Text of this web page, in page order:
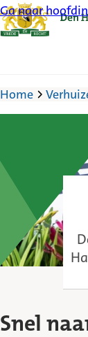
Ga naar
Home
Snel